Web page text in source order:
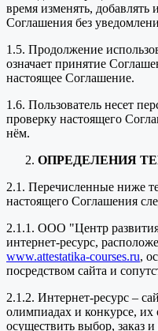
время изменять, добавлять
Соглашения без
1.5. Продолжение
означает принятие
настоящее Соглашение.
1.6. Пользователь несет
проверку настоящего
нём.
ОПРЕДЕЛЕНИЯ
2.1. Перечисленные ниже
настоящего Соглашения
2.1.1. ООО "Центр
интернет-ресурс,
www.attestatika-courses.ru,
посредством сайта и
2.1.2. Интернет-ресурс –
олимпиадах и конкурсе,
осуществить выбор, заказ